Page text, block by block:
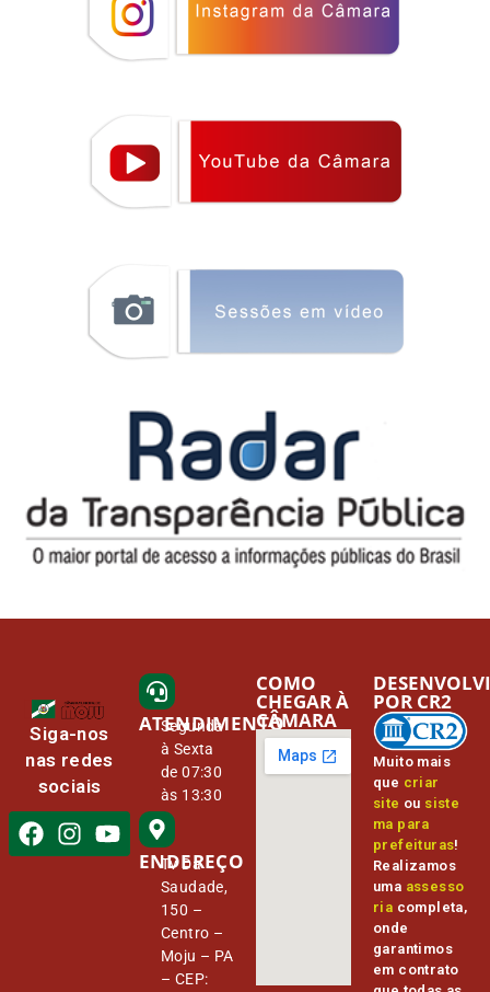
Siga-nos
nas redes
sociais
ATENDIMENTO
Segunda
à Sexta
de 07:30
às 13:30
ENDEREÇO
Tv Da
Saudade,
150 –
Centro –
Moju – PA
– CEP:
COMO
CHEGAR À
CÂMARA
Muito mais
que criar
site ou siste
ma para
prefeituras!
Realizamos
uma assesso
ria completa,
onde
garantimos
em contrato
POR CR2